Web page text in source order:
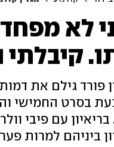
לא
בסרט החמישי
בריאיון עם פיבי
ביניהם למרות